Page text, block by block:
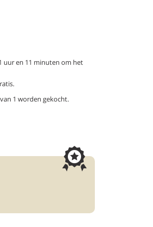
uur en 11 minuten om het
1 worden gekocht.